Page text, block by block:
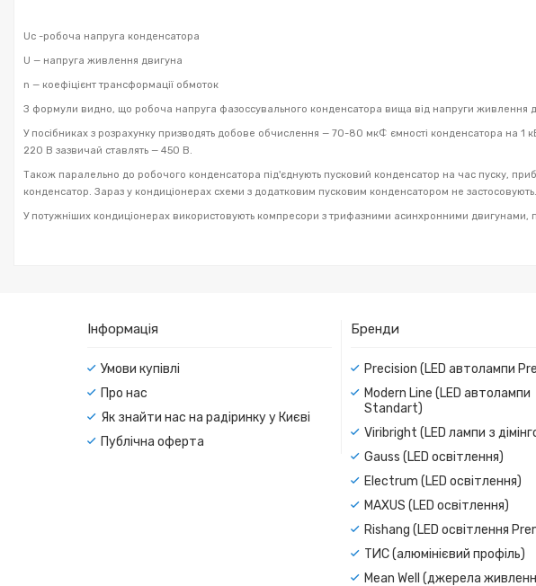
Uc -робоча напруга конденсатора
U — напруга живлення двигуна
n — коефіцієнт трансформації обмоток
З формули видно, що робоча напруга фазоссувального конденсатора вища від напруги живлення
У посібниках з розрахунку призводять добове обчислення — 70-80 мкФ ємності конденсатора на 1
220 В зазвичай ставлять — 450 В.
Також паралельно до робочого конденсатора під'єднують пусковий конденсатор на час пуску,
конденсатор. Зараз у кондиціонерах схеми з додатковим пусковим конденсатором не застосовують.
У потужніших кондиціонерах використовують компресори з трифазними асинхронними двигунами,
Інформація
Умови купівлі
Про нас
Як знайти нас на радіринку у Києві
Публічна оферта
Бренди
Precision (LED автолампи
Modern Line (LED автолампи
Standart)
Viribright (LED лампи з
Gauss (LED освітлення)
Electrum (LED освітлення)
MAXUS (LED освітлення)
Rishang (LED освітлення
ТИС (алюмінієвий профіль)
Mean Well (джерела